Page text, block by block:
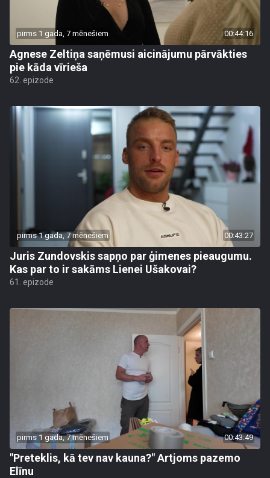
pirms 1 gada, 7 mēnešiem 00:44:16
Agnese Zeltiņa saņēmusi aicinājumu pārvākties
pie kāda vīrieša
62. epizode
pirms 1 gada, 7 mēnešiem 00:43:27
Juris Zundovskis sapņo par ģimenes pieaugumu.
Kas par to ir sakāms Lienei Ušakovai?
61. epizode
pirms 1 gada, 7 mēnešiem 00:43:49
"Preteklis, kā tev nav kauna?" Artjoms pazemo
Elīnu